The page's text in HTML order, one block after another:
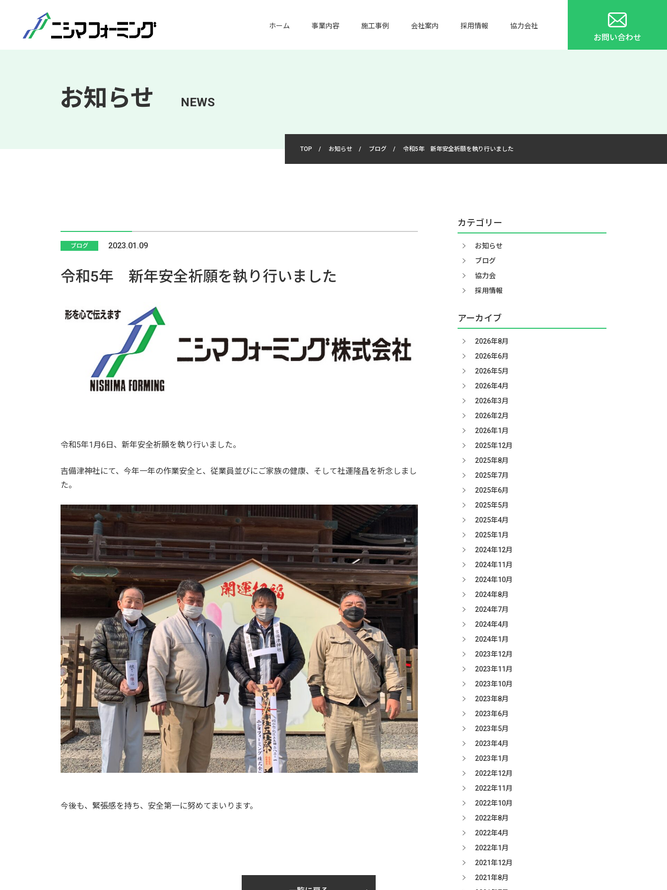
ホーム 事業内容 施工事例 会社案内 採用情報 協力会社
お問い合わせ
お知らせ NEWS
TOP / お知らせ / ブログ / 令和5年 新年安全祈願を執り行いました
ブログ 2023.01.09
令和5年 新年安全祈願を執り行いました
令和5年1月6日、新年安全祈願を執り行いました。
吉備津神社にて、今年一年の作業安全と、従業員並びにご家族の健康、そして社運隆昌を祈念しまし
た。
今後も、緊張感を持ち、安全第一に努めてまいります。
カテゴリー
お知らせ
ブログ
協力会
採用情報
アーカイブ
2026年8月
2026年6月
2026年5月
2026年4月
2026年3月
2026年2月
2026年1月
2025年12月
2025年8月
2025年7月
2025年6月
2025年5月
2025年4月
2025年1月
2024年12月
2024年11月
2024年10月
2024年8月
2024年7月
2024年4月
2024年1月
2023年12月
2023年11月
2023年10月
2023年8月
2023年6月
2023年5月
2023年4月
2023年1月
2022年12月
2022年11月
2022年10月
2022年8月
2022年4月
2022年1月
2021年12月
2021年8月